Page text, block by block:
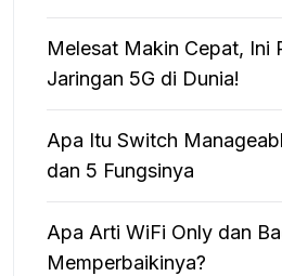
Melesat Makin Cepat, Ini
Jaringan 5G di Dunia!
Apa Itu Switch
dan 5 Fungsinya
Apa Arti WiFi Only dan
Memperbaikinya?